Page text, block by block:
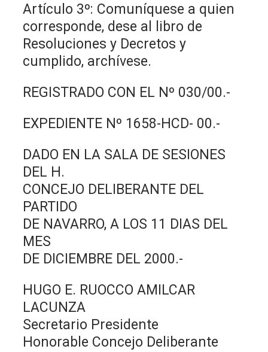
Artículo 3º: Comuníquese a quien
corresponde, dese al libro de
Resoluciones y Decretos y
cumplido, archívese.
REGISTRADO CON EL Nº 030/00.-
EXPEDIENTE Nº 1658-HCD- 00.-
DADO EN LA SALA DE SESIONES
DEL H.
CONCEJO DELIBERANTE DEL
PARTIDO
DE NAVARRO, A LOS 11 DIAS DEL
MES
DE DICIEMBRE DEL 2000.-
HUGO E. RUOCCO AMILCAR
LACUNZA
Secretario Presidente
Honorable Concejo Deliberante